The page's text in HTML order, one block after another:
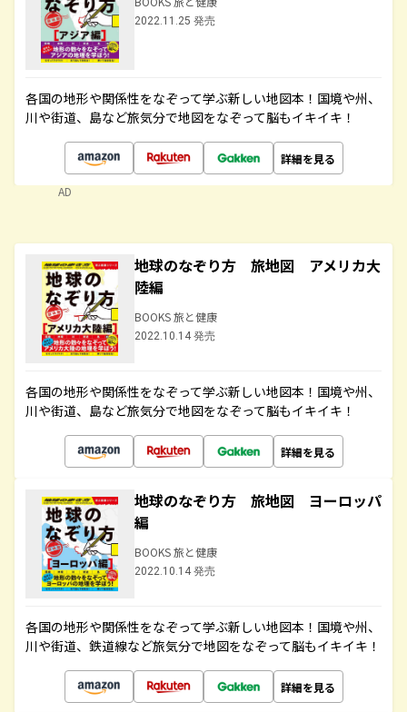
2022.11.25 発売
各国の地形や関係性をなぞって学ぶ新しい地図本！国境や州、
川や街道、島など旅気分で地図をなぞって脳もイキイキ！
詳細を見る
AD
地球のなぞり方 旅地図 アメリカ大
陸編
BOOKS 旅と健康
2022.10.14 発売
各国の地形や関係性をなぞって学ぶ新しい地図本！国境や州、
川や街道、島など旅気分で地図をなぞって脳もイキイキ！
詳細を見る
地球のなぞり方 旅地図 ヨーロッパ
編
BOOKS 旅と健康
2022.10.14 発売
各国の地形や関係性をなぞって学ぶ新しい地図本！国境や州、
川や街道、鉄道線など旅気分で地図をなぞって脳もイキイキ！
詳細を見る